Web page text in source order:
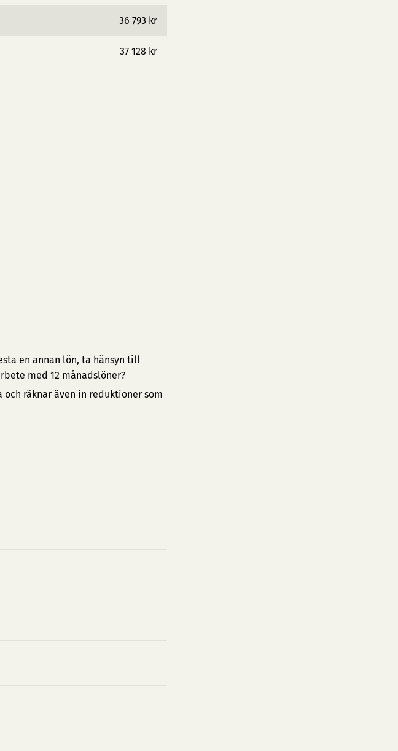
36 793 kr
37 128 kr
en annan lön, ta hänsyn till
med 12 månadslöner?
räknar även in reduktioner som